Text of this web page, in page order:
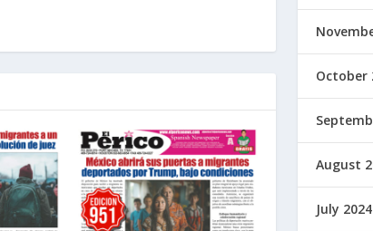
October
August
July 2024